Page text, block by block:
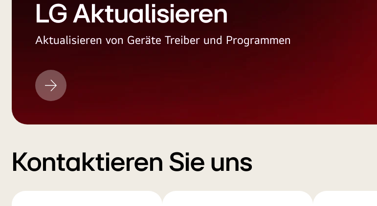
LG Aktualisieren
Aktualisieren von Geräte Treiber und Programmen
LG
Aktualisieren
Kontaktieren Sie uns